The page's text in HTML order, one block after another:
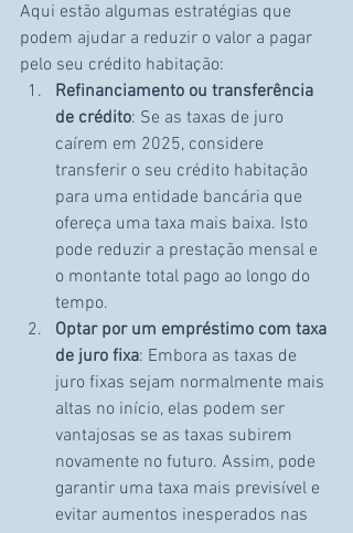
Aqui estão algumas estratégias que
podem ajudar a reduzir o valor a pagar
pelo seu crédito habitação:
Refinanciamento ou transferência
de crédito: Se as taxas de juro
caírem em 2025, considere
transferir o seu crédito habitação
para uma entidade bancária que
ofereça uma taxa mais baixa. Isto
pode reduzir a prestação mensal e
o montante total pago ao longo do
tempo.
Optar por um empréstimo com taxa
de juro fixa: Embora as taxas de
juro fixas sejam normalmente mais
altas no início, elas podem ser
vantajosas se as taxas subirem
novamente no futuro. Assim, pode
garantir uma taxa mais previsível e
evitar aumentos inesperados nas